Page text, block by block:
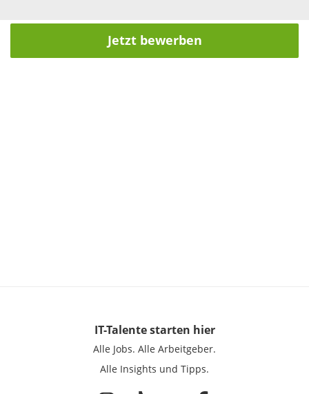
Jetzt bewerben
IT-Talentestarten hier
Alle Jobs. Alle Arbeitgeber.
Alle Insights und Tipps.